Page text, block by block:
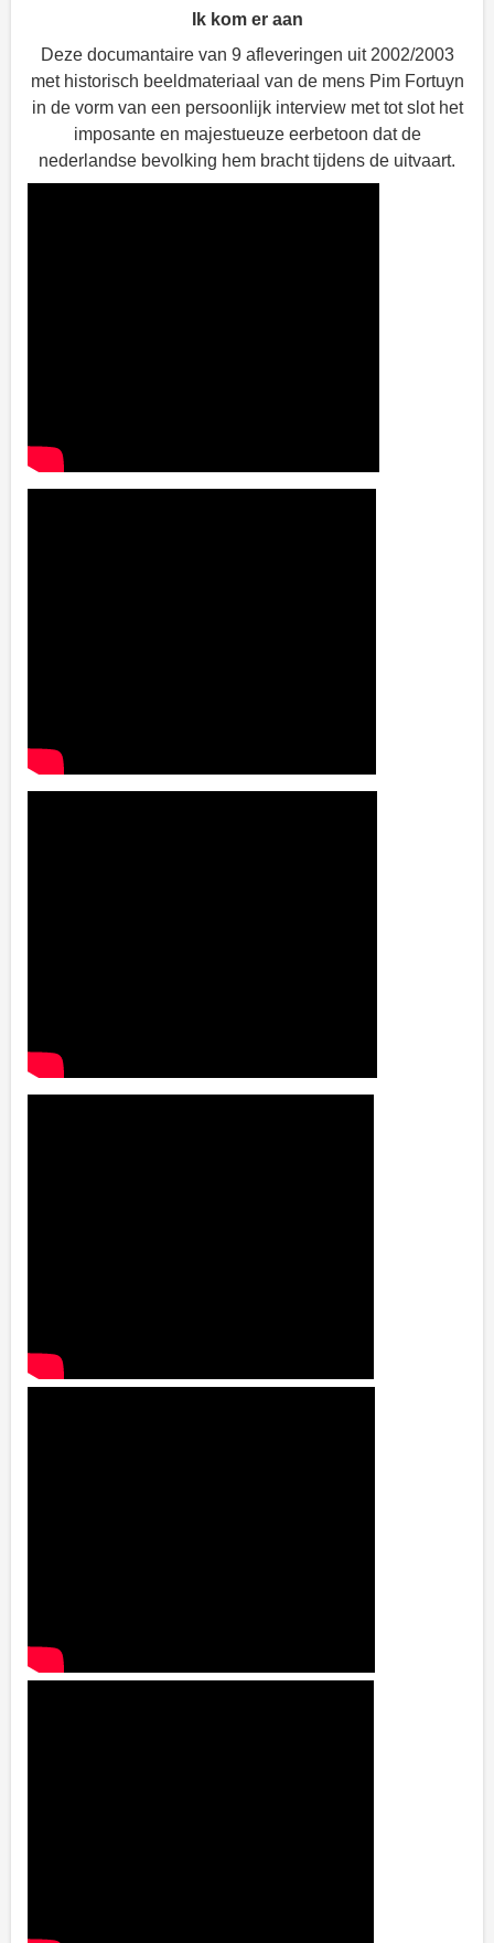
Ik kom er aan
Deze documantaire van 9 afleveringen uit 2002/2003
met historisch beeldmateriaal van de mens Pim Fortuyn
in de vorm van een persoonlijk interview met tot slot het
imposante en majestueuze eerbetoon dat de
nederlandse bevolking hem bracht tijdens de uitvaart.